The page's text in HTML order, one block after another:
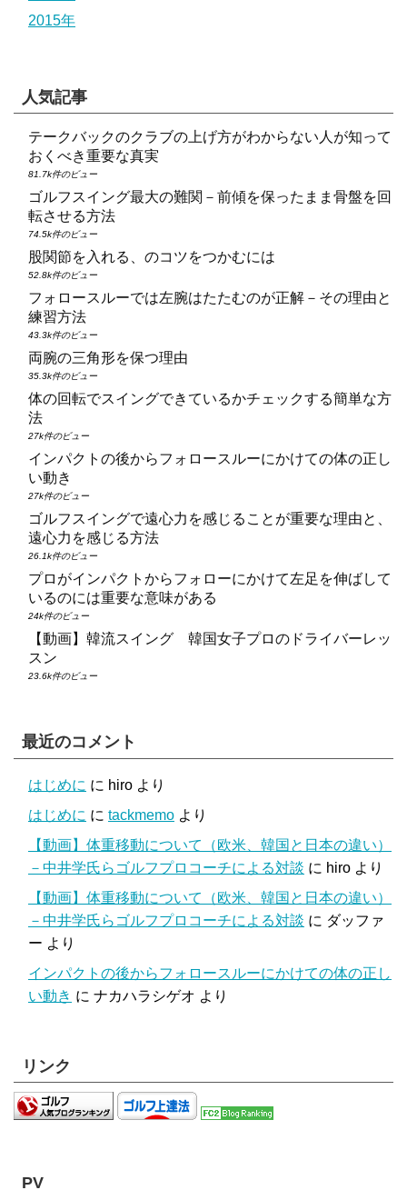
2015年
人気記事
テークバックのクラブの上げ方がわからない人が知って
おくべき重要な真実
81.7k件のビュー
ゴルフスイング最大の難関－前傾を保ったまま骨盤を回
転させる方法
74.5k件のビュー
股関節を入れる、のコツをつかむには
52.8k件のビュー
フォロースルーでは左腕はたたむのが正解－その理由と
練習方法
43.3k件のビュー
両腕の三角形を保つ理由
35.3k件のビュー
体の回転でスイングできているかチェックする簡単な方
法
27k件のビュー
インパクトの後からフォロースルーにかけての体の正し
い動き
27k件のビュー
ゴルフスイングで遠心力を感じることが重要な理由と、
遠心力を感じる方法
26.1k件のビュー
プロがインパクトからフォローにかけて左足を伸ばして
いるのには重要な意味がある
24k件のビュー
【動画】韓流スイング 韓国女子プロのドライバーレッ
スン
23.6k件のビュー
最近のコメント
はじめに に hiro より
はじめに に tackmemo より
【動画】体重移動について（欧米、韓国と日本の違い）
－中井学氏らゴルフプロコーチによる対談 に hiro より
【動画】体重移動について（欧米、韓国と日本の違い）
－中井学氏らゴルフプロコーチによる対談 に ダッファ
ー より
インパクトの後からフォロースルーにかけての体の正し
い動き に ナカハラシゲオ より
リンク
PV